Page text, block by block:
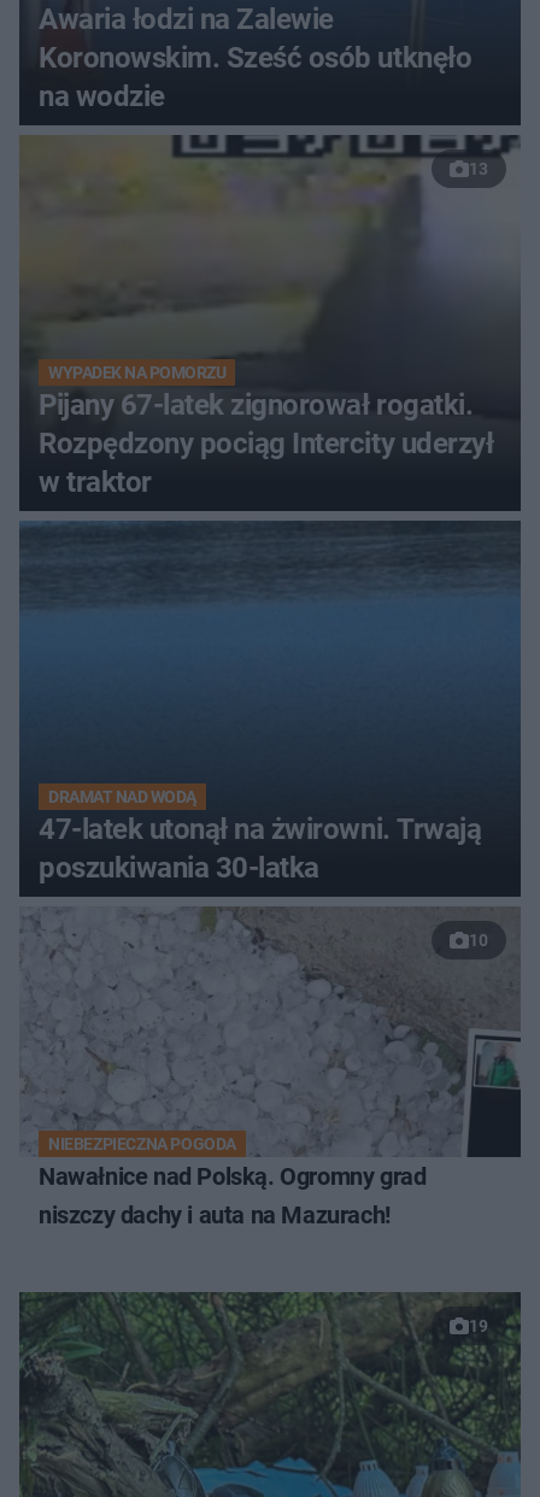
Awaria łodzi na Zalewie
Koronowskim. Sześć osób utknęło
na wodzie
13
WYPADEK NA POMORZU
Pijany 67-latek zignorował rogatki.
Rozpędzony pociąg Intercity uderzył
w traktor
DRAMAT NAD WODĄ
47-latek utonął na żwirowni. Trwają
poszukiwania 30-latka
10
NIEBEZPIECZNA POGODA
Nawałnice nad Polską. Ogromny grad
niszczy dachy i auta na Mazurach!
19